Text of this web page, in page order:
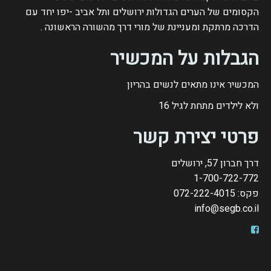
הקסומים של הערים הגדולות ירושלים ותל אביב -יפו יחד עם
הדרכה מרתקת ומעניינת של מורי דרך מהשורה הראשונה .
הגבלות על המכשיר
המכשיר אינו מתאים לנשים בהריון
ולא לילדים מתחת לגיל 16
פרטי יצירת קשר
דרך חברון 57, ירושלים
1-700-722-772
פקס: 072-222-4015
info@segb.co.il